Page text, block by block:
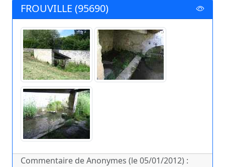
FROUVILLE (95690)
Commentaire de Anonymes (le 05/01/2012) :